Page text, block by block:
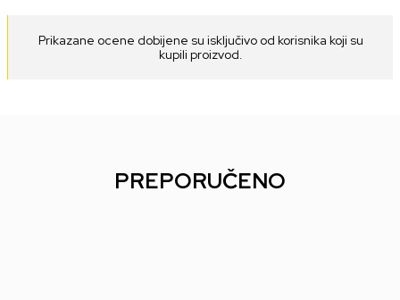
Prikazane ocene dobijene su isključivo od korisnika koji su
kupili proizvod.
PREPORUČENO